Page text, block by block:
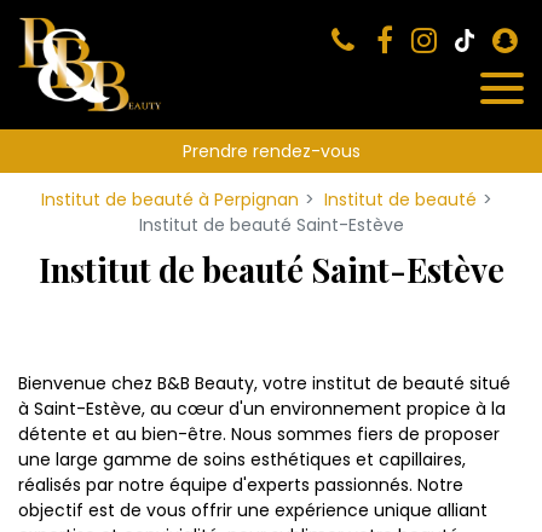
Prendre rendez-vous
Institut de beauté à Perpignan
Institut de beauté
Institut de beauté Saint-Estève
Institut de beauté Saint-Estève
Bienvenue chez B&B Beauty, votre institut de beauté situé
à Saint-Estève, au cœur d'un environnement propice à la
détente et au bien-être. Nous sommes fiers de proposer
une large gamme de soins esthétiques et capillaires,
réalisés par notre équipe d'experts passionnés. Notre
objectif est de vous offrir une expérience unique alliant
Panneau de gestion des cookies